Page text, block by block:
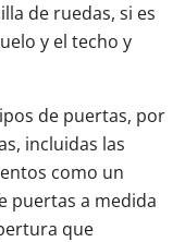
de ruedas, si es
y el techo y
de puertas, por
incluidas las
como un
puertas a medida
que